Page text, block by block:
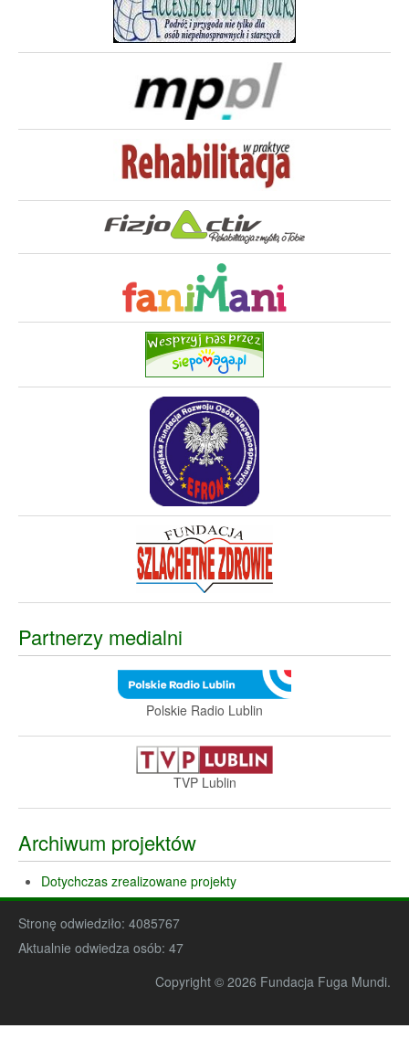
Partnerzy medialni
Polskie Radio Lublin
TVP Lublin
Archiwum projektów
Dotychczas zrealizowane projekty
Stronę odwiedziło: 4085767
Aktualnie odwiedza osób: 47
Copyright © 2026 Fundacja Fuga Mundi.